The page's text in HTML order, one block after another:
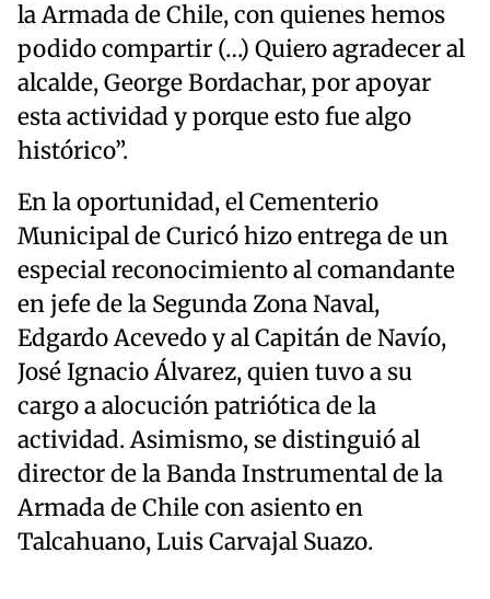
la Armada de Chile, con quienes hemos
podido compartir (…) Quiero agradecer al
alcalde, George Bordachar, por apoyar
esta actividad y porque esto fue algo
histórico”.
En la oportunidad, el Cementerio
Municipal de Curicó hizo entrega de un
especial reconocimiento al comandante
en jefe de la Segunda Zona Naval,
Edgardo Acevedo y al Capitán de Navío,
José Ignacio Álvarez, quien tuvo a su
cargo a alocución patriótica de la
actividad. Asimismo, se distinguió al
director de la Banda Instrumental de la
Armada de Chile con asiento en
Talcahuano, Luis Carvajal Suazo.